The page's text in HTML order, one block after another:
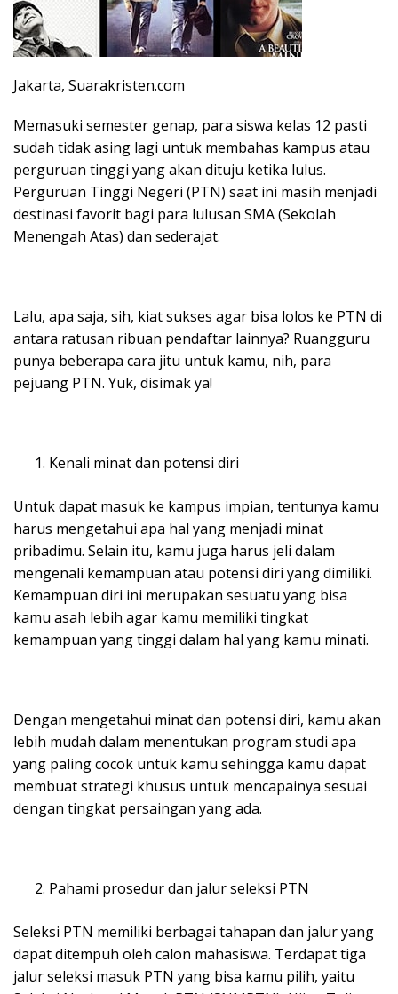
Jakarta, Suarakristen.com
Memasuki semester genap, para siswa kelas 12 pasti
sudah tidak asing lagi untuk membahas kampus atau
perguruan tinggi yang akan dituju ketika lulus.
Perguruan Tinggi Negeri (PTN) saat ini masih menjadi
destinasi favorit bagi para lulusan SMA (Sekolah
Menengah Atas) dan sederajat.
Lalu, apa saja, sih, kiat sukses agar bisa lolos ke PTN di
antara ratusan ribuan pendaftar lainnya? Ruangguru
punya beberapa cara jitu untuk kamu, nih, para
pejuang PTN. Yuk, disimak ya!
Kenali minat dan potensi diri
Untuk dapat masuk ke kampus impian, tentunya kamu
harus mengetahui apa hal yang menjadi minat
pribadimu. Selain itu, kamu juga harus jeli dalam
mengenali kemampuan atau potensi diri yang dimiliki.
Kemampuan diri ini merupakan sesuatu yang bisa
kamu asah lebih agar kamu memiliki tingkat
kemampuan yang tinggi dalam hal yang kamu minati.
Dengan mengetahui minat dan potensi diri, kamu akan
lebih mudah dalam menentukan program studi apa
yang paling cocok untuk kamu sehingga kamu dapat
membuat strategi khusus untuk mencapainya sesuai
dengan tingkat persaingan yang ada.
Pahami prosedur dan jalur seleksi PTN
Seleksi PTN memiliki berbagai tahapan dan jalur yang
dapat ditempuh oleh calon mahasiswa. Terdapat tiga
jalur seleksi masuk PTN yang bisa kamu pilih, yaitu